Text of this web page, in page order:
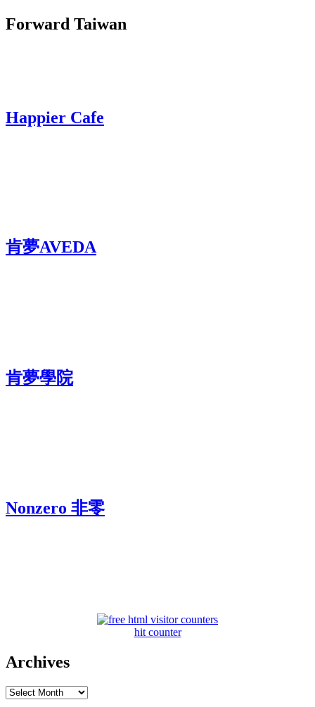
Forward Taiwan
Happier Cafe
肯夢AVEDA
肯夢學院
Nonzero 非零
hit counter
Archives
Archives